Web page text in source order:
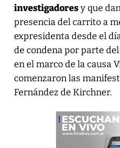
investigadoresy que
presencia del carrito a
expresidenta desde el
de condena por parte
en el marco de la causa
comenzaron las
Fernández de Kirchner.